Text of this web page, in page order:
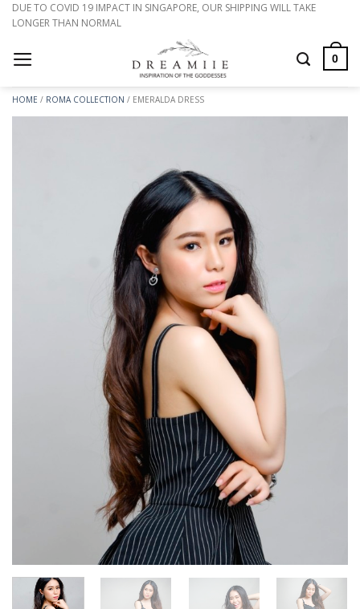
Bỏ
qua
nội
dung
DUE TO COVID 19 IMPACT IN SINGAPORE, OUR SHIPPING WILL TAKE
LONGER THAN NORMAL
0
HOME / ROMA COLLECTION / EMERALDA DRESS